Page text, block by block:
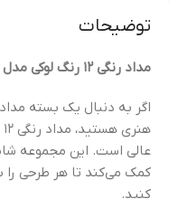
توضیحات
مداد رنگی ۱۲ رنگ لوکی مدل Coloring World
اگر به دنبال یک بسته
هنری هستید، مداد رنگی ۱۲ رنگ لوکی مدل
کمک می‌کند تا هر طرحی را
کنید.